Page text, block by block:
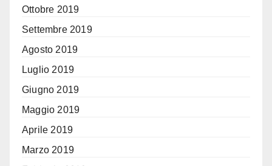
Ottobre 2019
Settembre 2019
Agosto 2019
Luglio 2019
Giugno 2019
Maggio 2019
Aprile 2019
Marzo 2019